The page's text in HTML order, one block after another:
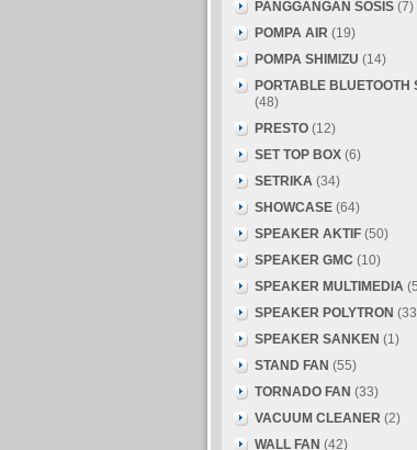
PANGGANGAN SOSIS (7)
POMPA AIR (19)
POMPA SHIMIZU (14)
PORTABLE BLUETOOTH
(48)
PRESTO (12)
SET TOP BOX (6)
SETRIKA (34)
SHOWCASE (64)
SPEAKER AKTIF (50)
SPEAKER GMC (10)
SPEAKER MULTIMEDIA
SPEAKER POLYTRON
SPEAKER SANKEN (1)
STAND FAN (55)
TORNADO FAN (33)
VACUUM CLEANER (2)
WALL FAN (42)